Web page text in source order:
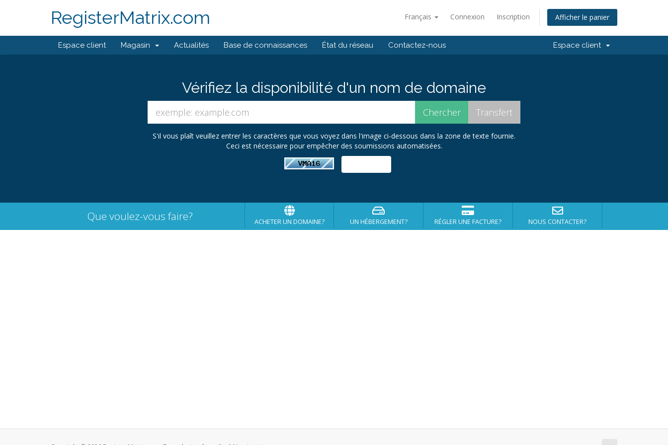
Français Connexion Inscription Afficher le panier
RegisterMatrix.com
Espace client Magasin Actualités Base de connaissances État du réseau Contactez-nous Espace client
Vérifiez la disponibilité d'un nom de domaine
S'il vous plaît veuillez entrer les caractères que vous voyez dans l'image ci-dessous dans la zone de texte fournie.
Ceci est nécessaire pour empêcher des soumissions automatisées.
Que voulez-vous faire? ACHETER UN DOMAINE? UN HÉBERGEMENT? RÉGLER UNE FACTURE? NOUS CONTACTER?